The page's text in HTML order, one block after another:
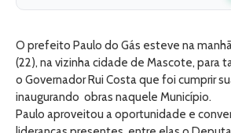
O prefeito Paulo do Gás esteve na
(22), na vizinha cidade de Mascote, para
o Governador Rui Costa que foi cumprir
inaugurando obras naquele Município.
Paulo aproveitou a oportunidade e